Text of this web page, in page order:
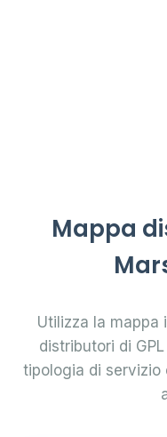
Mappa
Utilizza la
distributori di
tipologia di servizio